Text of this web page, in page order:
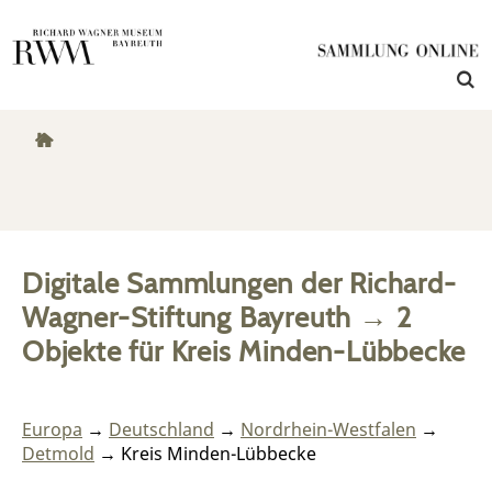
Digitale Sammlungen der Richard-
Wagner-Stiftung Bayreuth → 2
Objektefür Kreis Minden-Lübbecke
Europa → Deutschland → Nordrhein-Westfalen →
Detmold → Kreis Minden-Lübbecke